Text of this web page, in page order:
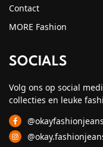
Contact
MORE Fashion
SOCIALS
Volg ons op social
collecties en leuke
@okayfashionjeans